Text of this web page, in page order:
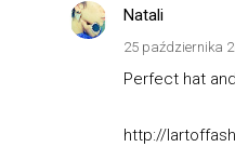
Natali
25 października
Perfect hat
http://